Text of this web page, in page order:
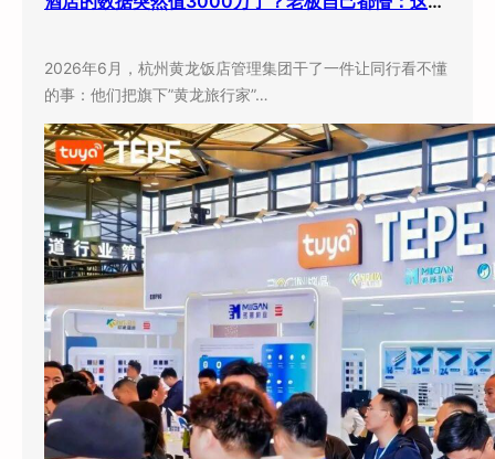
2026年6月，杭州黄龙饭店管理集团干了一件让同行看不懂
的事：他们把旗下”黄龙旅行家”…